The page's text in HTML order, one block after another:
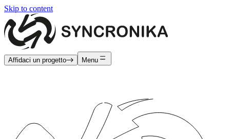
Skip to content
Affidaci un progetto Menu